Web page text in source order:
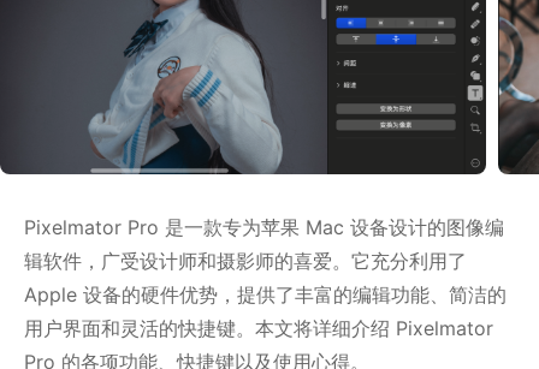
Pixelmator Pro 是一款专为苹果 Mac 设备设计的图像编
辑软件，广受设计师和摄影师的喜爱。它充分利用了
Apple 设备的硬件优势，提供了丰富的编辑功能、简洁的
用户界面和灵活的快捷键。本文将详细介绍 Pixelmator
Pro 的各项功能、快捷键以及使用心得。